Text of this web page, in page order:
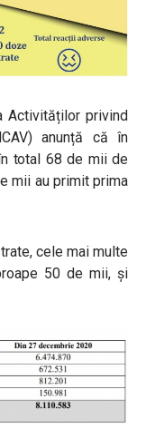
Activităților privind
anunță că în
total 68 de mii de
mii au primit prima
cele mai multe
50 de mii, și